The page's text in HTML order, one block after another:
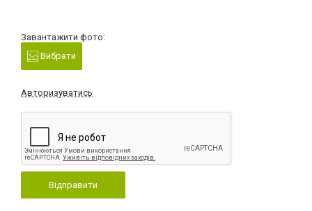
Завантажити фото:
Вибрати
Авторизуватись
Відправити